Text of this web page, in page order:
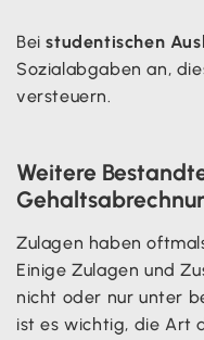
Beistudentischen
Sozialabgaben an,
versteuern.
Weitere
Zulagen haben
Einige Zulagen und
nicht oder nur unter
ist es wichtig, die Art